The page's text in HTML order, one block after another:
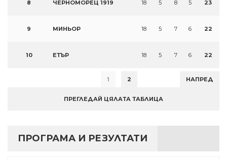
8 ЧЕРНОМОРЕЦ 1919 18 5 8 5 23
9 МИНЬОР 18 5 7 6 22
10 ЕТЪР 18 5 7 6 22
1 2 НАПРЕД
ПРЕГЛЕДАЙ ЦЯЛАТА ТАБЛИЦА
ПРОГРАМА И РЕЗУЛТАТИ